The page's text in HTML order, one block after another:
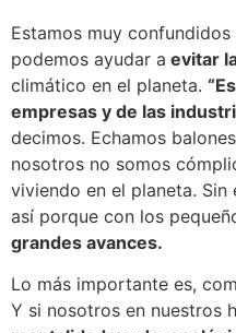
Estamos muy
podemos ayudar a evitar
climático en el planeta.
empresas y de las
decimos. Echamos
nosotros no somos
viviendo en el planeta.
así porque con los
grandes avances.
Lo más importante es,
Y si nosotros en nuestros